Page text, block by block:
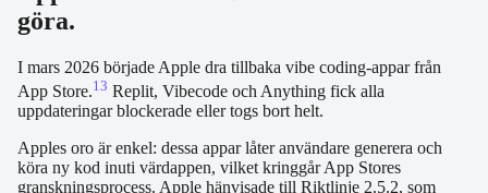
göra.
I mars 2026 började Apple dra tillbaka vibe coding-appar från
App Store.13 Replit, Vibecode och Anything fick alla
uppdateringar blockerade eller togs bort helt.
Apples oro är enkel: dessa appar låter användare generera och
köra ny kod inuti värdappen, vilket kringgår App Stores
granskningsprocess. Apple hänvisade till Riktlinje 2.5.2, som